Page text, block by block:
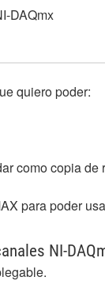
DAQmx
quiero poder:
como copia de
para poder
NI-